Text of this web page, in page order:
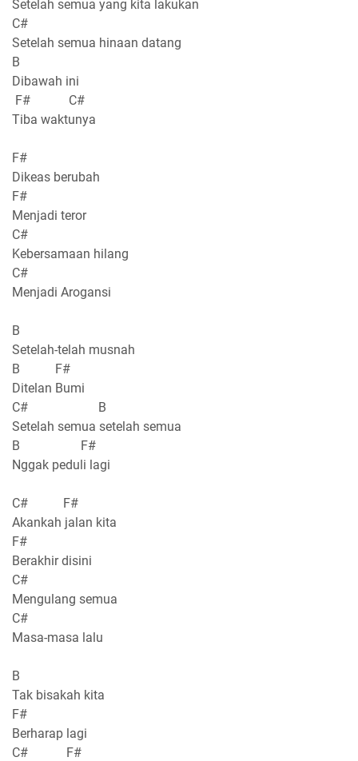
Setelah semua yang kita lakukan
C#
Setelah semua hinaan datang
B
Dibawah ini
F# C#
Tiba waktunya
F#
Dikeas berubah
F#
Menjadi teror
C#
Kebersamaan hilang
C#
Menjadi Arogansi
B
Setelah-telah musnah
B F#
Ditelan Bumi
C# B
Setelah semua setelah semua
B F#
Nggak peduli lagi
C# F#
Akankah jalan kita
F#
Berakhir disini
C#
Mengulang semua
C#
Masa-masa lalu
B
Tak bisakah kita
F#
Berharap lagi
C# F#